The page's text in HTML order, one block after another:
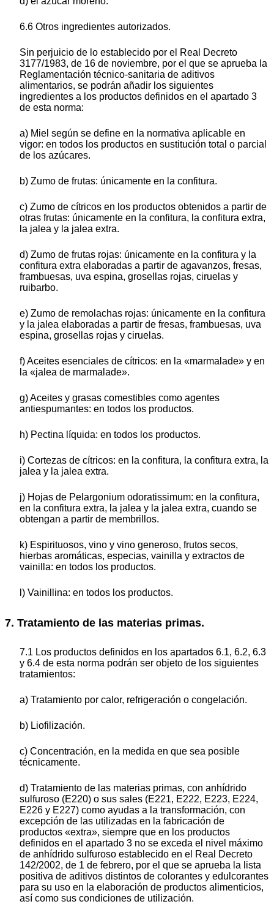
6.6 Otros ingredientes autorizados.
Sin perjuicio de lo establecido por el Real Decreto
3177/1983, de 16 de noviembre, por el que se aprueba la
Reglamentación técnico-sanitaria de aditivos
alimentarios, se podrán añadir los siguientes
ingredientes a los productos definidos en el apartado 3
de esta norma:
a) Miel según se define en la normativa aplicable en
vigor: en todos los productos en sustitución total o parcial
de los azúcares.
b) Zumo de frutas: únicamente en la confitura.
c) Zumo de cítricos en los productos obtenidos a partir de
otras frutas: únicamente en la confitura, la confitura extra,
la jalea y la jalea extra.
d) Zumo de frutas rojas: únicamente en la confitura y la
confitura extra elaboradas a partir de agavanzos, fresas,
frambuesas, uva espina, grosellas rojas, ciruelas y
ruibarbo.
e) Zumo de remolachas rojas: únicamente en la confitura
y la jalea elaboradas a partir de fresas, frambuesas, uva
espina, grosellas rojas y ciruelas.
f) Aceites esenciales de cítricos: en la «marmalade» y en
la «jalea de marmalade».
g) Aceites y grasas comestibles como agentes
antiespumantes: en todos los productos.
h) Pectina líquida: en todos los productos.
i) Cortezas de cítricos: en la confitura, la confitura extra, la
jalea y la jalea extra.
j) Hojas de Pelargonium odoratissimum: en la confitura,
en la confitura extra, la jalea y la jalea extra, cuando se
obtengan a partir de membrillos.
k) Espirituosos, vino y vino generoso, frutos secos,
hierbas aromáticas, especias, vainilla y extractos de
vainilla: en todos los productos.
l) Vainillina: en todos los productos.
7. Tratamiento de las materias primas.
7.1 Los productos definidos en los apartados 6.1, 6.2, 6.3
y 6.4 de esta norma podrán ser objeto de los siguientes
tratamientos:
a) Tratamiento por calor, refrigeración o congelación.
b) Liofilización.
c) Concentración, en la medida en que sea posible
técnicamente.
d) Tratamiento de las materias primas, con anhídrido
sulfuroso (E220) o sus sales (E221, E222, E223, E224,
E226 y E227) como ayudas a la transformación, con
excepción de las utilizadas en la fabricación de
productos «extra», siempre que en los productos
definidos en el apartado 3 no se exceda el nivel máximo
de anhídrido sulfuroso establecido en el Real Decreto
142/2002, de 1 de febrero, por el que se aprueba la lista
positiva de aditivos distintos de colorantes y edulcorantes
para su uso en la elaboración de productos alimenticios,
así como sus condiciones de utilización.